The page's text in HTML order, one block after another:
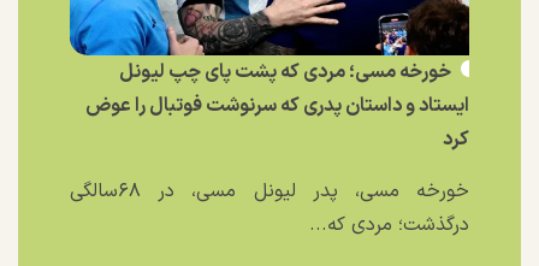
خورخه مسی؛ مردی که پشت پای چپ لیونل
ایستاد و داستان پدری که سرنوشت فوتبال را عوض
کرد
خورخه مسی، پدر لیونل مسی، در ۶۸سالگی
درگذشت؛ مردی که...